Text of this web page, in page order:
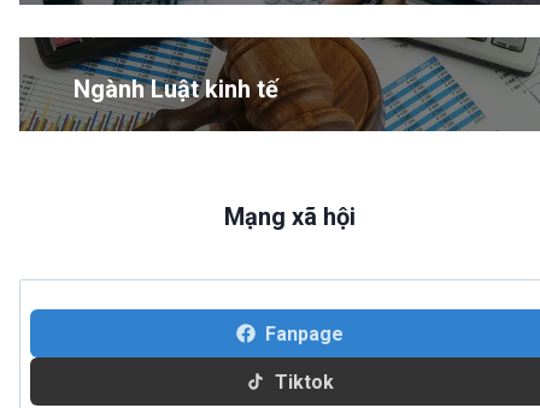
Ngành Luật kinh tế
Mạng xã hội
Fanpage
Tiktok